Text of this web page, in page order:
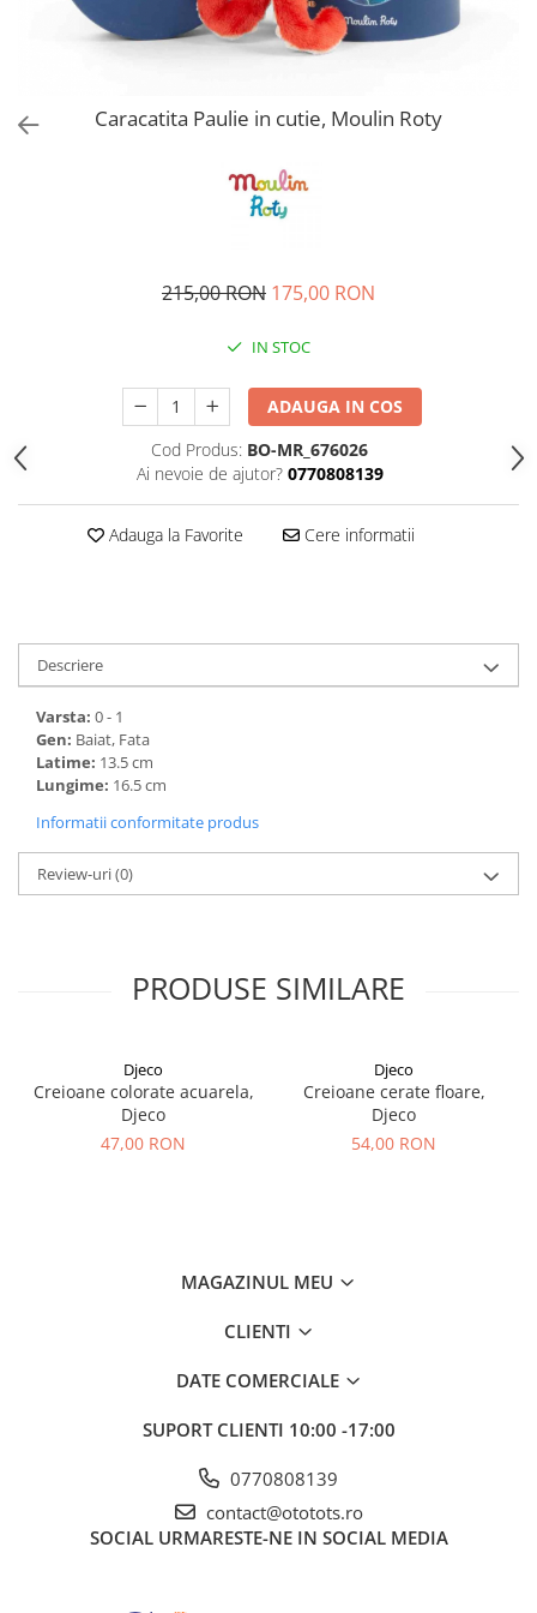
Caracatita Paulie in cutie, Moulin Roty
215,00 RON 175,00 RON
IN STOC
ADAUGA IN COS
Cod Produs: BO-MR_676026
Ai nevoie de ajutor? 0770808139
Adauga la Favorite Cere informatii
Descriere
Varsta: 0 - 1
Gen: Baiat, Fata
Latime: 13.5 cm
Lungime: 16.5 cm
Informatii conformitate produs
Review-uri(0)
PRODUSE SIMILARE
Djeco
Creioane colorate acuarela,
Djeco
47,00 RON
Djeco
Creioane cerate floare,
Djeco
54,00 RON
MAGAZINUL MEU
CLIENTI
DATE COMERCIALE
SUPORT CLIENTI 10:00 -17:00
0770808139
contact@ototots.ro
SOCIAL URMARESTE-NE IN SOCIAL MEDIA